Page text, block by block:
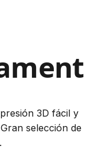
3D fácil y
selección de